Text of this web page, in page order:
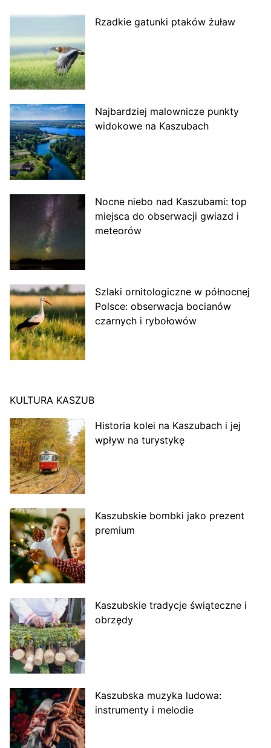
Rzadkie gatunki ptaków żuław
Najbardziej malownicze punkty
widokowe na Kaszubach
Nocne niebo nad Kaszubami: top
miejsca do obserwacji gwiazd i
meteorów
Szlaki ornitologiczne w północnej
Polsce: obserwacja bocianów
czarnych i rybołowów
KULTURA KASZUB
Historia kolei na Kaszubach i jej
wpływ na turystykę
Kaszubskie bombki jako prezent
premium
Kaszubskie tradycje świąteczne i
obrzędy
Kaszubska muzyka ludowa:
instrumenty i melodie